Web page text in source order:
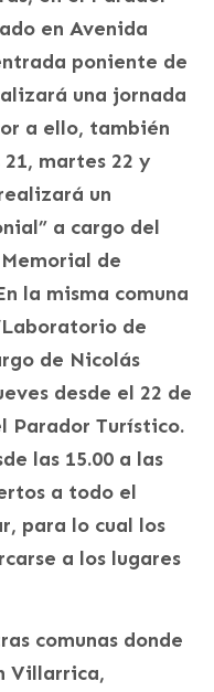
en Avenida
poniente de
una jornada
a ello, también
martes 22 y
un
a cargo del
de
la misma comuna
de
de Nicolás
desde el 22 de
Parador Turístico.
las 15.00 a las
a todo el
para lo cual los
a los lugares
comunas donde
Villarrica,